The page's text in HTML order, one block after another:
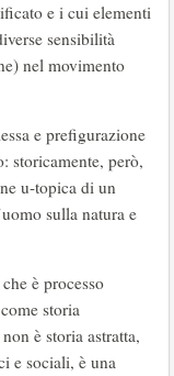
e i cui elementi
sensibilità
nel movimento
e prefigurazione
storicamente, però,
u-topica di un
sulla natura e
è processo
storia
è storia astratta,
e sociali, è una